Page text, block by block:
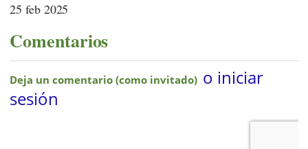
25 feb 2025
Comentarios